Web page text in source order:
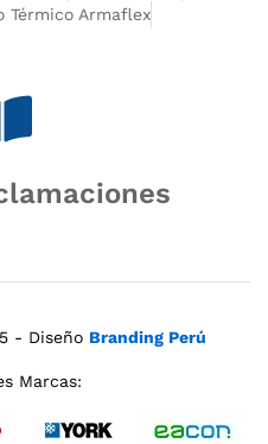
Térmico Armaflex
- Diseño Branding Perú
Marcas: